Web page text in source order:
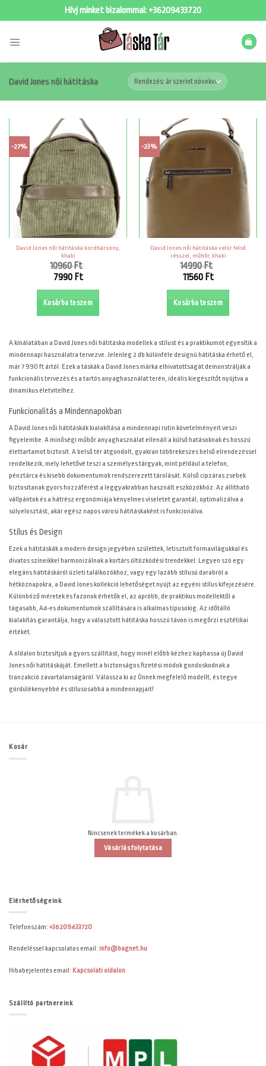
Hívj minket bizalommal: +36209433720
David Jones női hátitáska
-27%
David Jones női hátitáska kordbársony,
khaki
10960Ft
Original
10960 Ft.
7990 Ft
Current
price
is:
7990 Ft.
Kosárba teszem
-23%
David Jones női hátitáska velúr felső
résszel, műbőr, khaki
14990Ft
Original
14990 Ft.
11560 Ft
Current
price
is:
11560 Ft.
Kosárba teszem
A kínálatában a David Jones női hátitáska modellek a stílust és a praktikumot egyesítik a
mindennapi használatra tervezve. Jelenleg 2 db különféle designú hátitáska érhető el,
már 7 990 ft ártól. Ezek a táskák a David Jones márka elhivatottságát demonstrálják a
funkcionális tervezés és a tartós anyaghasználat terén, ideális kiegészítőt nyújtva a
dinamikus életvitelhez.
Funkcionalitás a Mindennapokban
A David Jones női hátitáskák kialakítása a mindennapi rutin követelményeit veszi
figyelembe. A minőségi műbőr anyaghasználat ellenáll a külső hatásoknak és hosszú
élettartamot biztosít. A belső tér átgondolt, gyakran többrekeszes belső elrendezéssel
rendelkezik, mely lehetővé teszi a személyes tárgyak, mint például a telefon,
pénztárca és kisebb dokumentumok rendszerezett tárolását. Külső cipzáras zsebek
biztosítanak gyors hozzáférést a leggyakrabban használt eszközökhöz. Az állítható
vállpántok és a hátrész ergonómiája kényelmes viseletet garantál, optimalizálva a
súlyelosztást, akár egész napos városi hátitáskaként is funkcionálva.
Stílus és Design
Ezek a hátitáskák a modern design jegyében születtek, letisztult formavilágukkal és
divatos színeikkel harmonizálnak a kortárs öltözködési trendekkel. Legyen szó egy
elegáns hátitáskáról üzleti találkozókhoz, vagy egy lazább stílusú darabról a
hétköznapokra, a David Jones kollekció lehetőséget nyújt az egyéni stílus kifejezésére.
Különböző méretek és fazonok érhetők el, az apróbb, de praktikus modellektől a
tágasabb, A4-es dokumentumok szállítására is alkalmas típusokig. Az időtálló
kialakítás garantálja, hogy a választott hátitáska hosszú távon is megőrzi esztétikai
értékét.
A oldalon biztosítjuk a gyors szállítást, hogy minél előbb kézhez kaphassa új David
Jones női hátitáskáját. Emellett a biztonságos fizetési módok gondoskodnak a
tranzakció zavartalanságáról. Válassza ki az Önnek megfelelő modellt, és tegye
gördülékenyebbé és stílusosabbá a mindennapjait!
Kosár
Nincsenek termékek a kosárban.
Vásárlás folytatása
Elérhetőségeink
Telefonszám: +36209433720
Rendeléssel kapcsolatos email: info@bagnet.hu
Hibabejelentés email: Kapcsolati oldalon
Szállító partnereink